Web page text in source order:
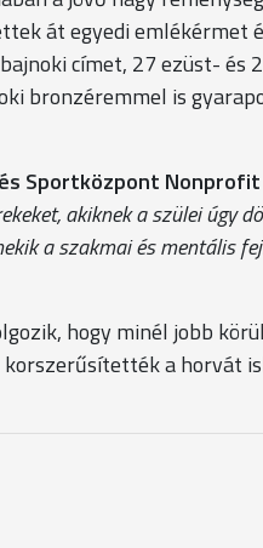
át egyedi emlékérmet
címet, 27 ezüst- és
bronzéremmel is
Sportközpont
akiknek a szülei úgy
a szakmai és mentális
hogy minél jobb
a horvát